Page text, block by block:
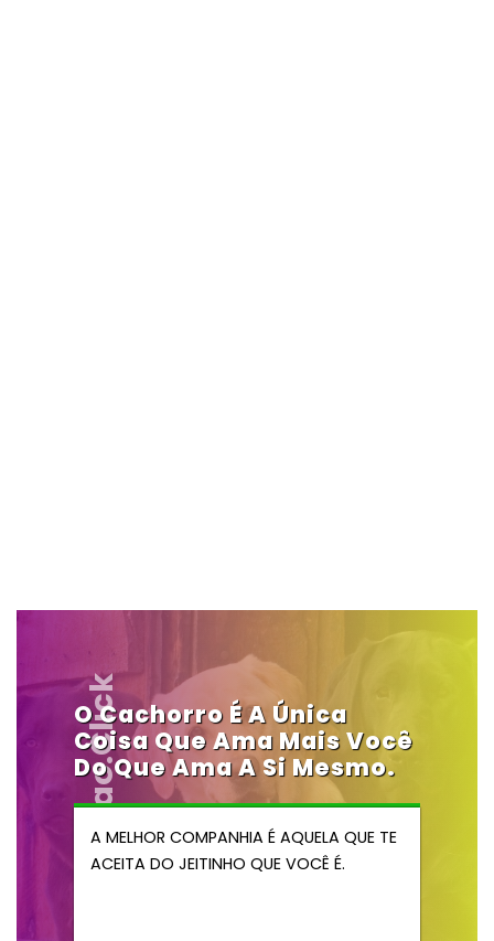
Vendocao.click
O Cachorro É A Única
Coisa Que Ama Mais Você
Do Que Ama A Si Mesmo.
A MELHOR COMPANHIA É AQUELA QUE TE
ACEITA DO JEITINHO QUE VOCÊ É.